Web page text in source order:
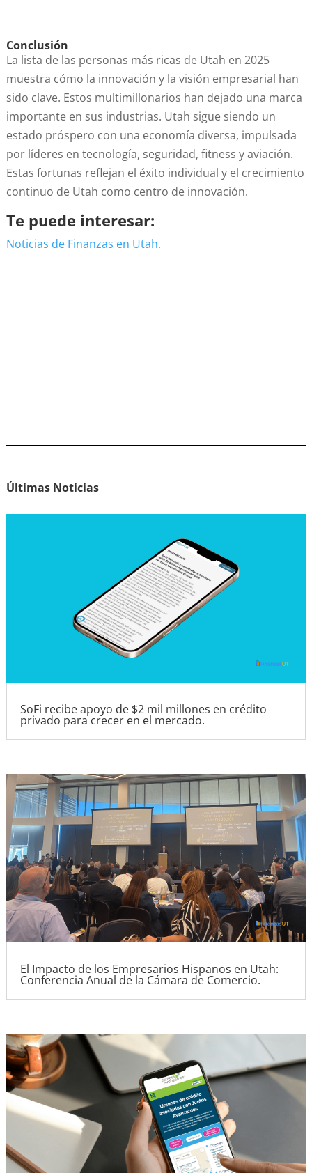
Conclusión
La lista de las personas más ricas de Utah en 2025
muestra cómo la innovación y la visión empresarial han
sido clave. Estos multimillonarios han dejado una marca
importante en sus industrias. Utah sigue siendo un
estado próspero con una economía diversa, impulsada
por líderes en tecnología, seguridad, fitness y aviación.
Estas fortunas reflejan el éxito individual y el crecimiento
continuo de Utah como centro de innovación.
Te puede interesar:
Noticias de Finanzas en Utah.
Últimas Noticias
SoFi recibe apoyo de $2 mil millones en crédito
privado para crecer en el mercado.
El Impacto de los Empresarios Hispanos en Utah:
Conferencia Anual de la Cámara de Comercio.